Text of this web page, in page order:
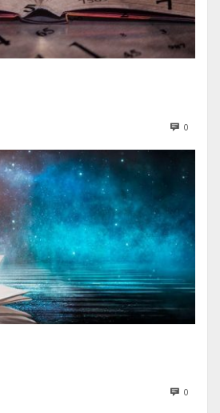
0
0